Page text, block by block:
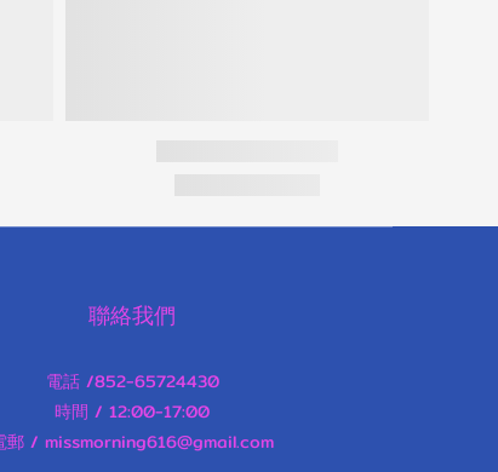
聯絡我們
電話 /852-65724430
時間 / 12:00-17:00
郵 / missmorning616@gmail.com